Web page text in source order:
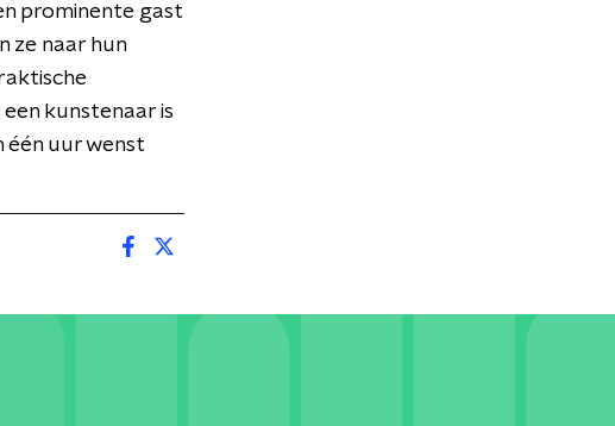
prominente gast
ze naar hun
kunstenaar is
één uur wenst